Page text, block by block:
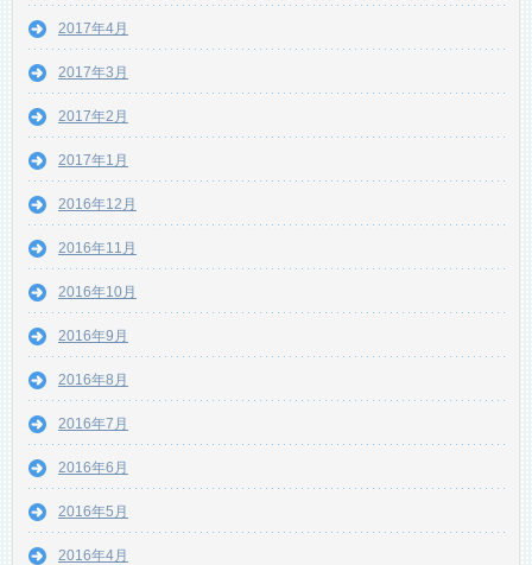
2017年4月
2017年3月
2017年2月
2017年1月
2016年12月
2016年11月
2016年10月
2016年9月
2016年8月
2016年7月
2016年6月
2016年5月
2016年4月